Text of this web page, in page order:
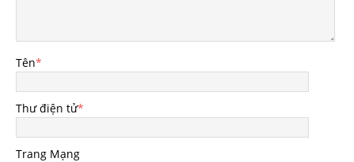
Tên*
Thư điện tử*
Trang Mạng